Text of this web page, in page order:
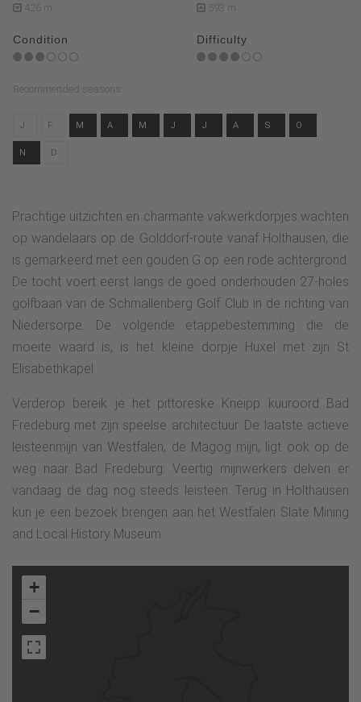
426 m 593 m
Condition Difficulty
Recommended seasons
J F M A M J J A S O
N D
Prachtige uitzichten en charmante vakwerkdorpjes wachten
op wandelaars op de Golddorf-route vanaf Holthausen, die
is gemarkeerd met een gouden G op een rode achtergrond.
De tocht voert eerst langs de goed onderhouden 27-holes
golfbaan van de Schmallenberg Golf Club in de richting van
Niedersorpe. De volgende etappebestemming die de
moeite waard is, is het kleine dorpje Huxel met zijn St
Elisabethkapel.
Verderop bereik je het pittoreske Kneipp kuuroord Bad
Fredeburg met zijn speelse architectuur. De laatste actieve
leisteenmijn van Westfalen, de Magog mijn, ligt ook op de
weg naar Bad Fredeburg: Veertig mijnwerkers delven er
vandaag de dag nog steeds leisteen. Terug in Holthausen
kun je een bezoek brengen aan het Westfalen Slate Mining
and Local History Museum.
+
−